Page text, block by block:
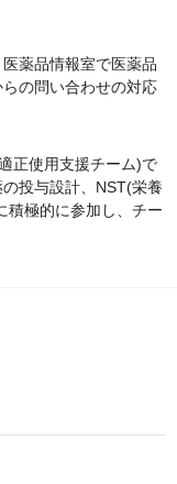
薬品情報室で医薬品
の問い合わせの対応
正使用支援チーム)で
投与設計、NST(栄養
積極的に参加し、チー